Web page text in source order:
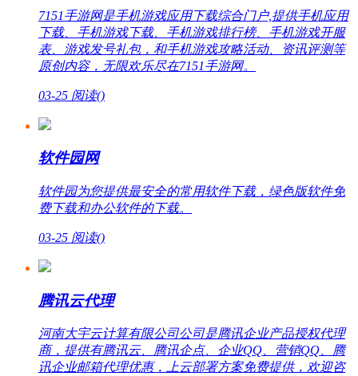
7151手游网是手机游戏应用下载综合门户,提供手机应用
下载、手机游戏下载、手机游戏排行榜、手机游戏开服
表、游戏发号礼包，和手机游戏攻略活动、资讯评测等
原创内容，无限欢乐尽在7151手游网。
03-25 阅读()
软件园网
软件园为您提供最安全的常用软件下载，绿色版软件免
费下载和办公软件的下载。
03-25 阅读()
腾讯云代理
河南大宇云计算有限公司公司是腾讯企业产品授权代理
商，提供有腾讯云、腾讯企点、企业QQ、营销QQ、腾
讯企业邮箱代理优惠，上云部署方案免费提供，欢迎咨